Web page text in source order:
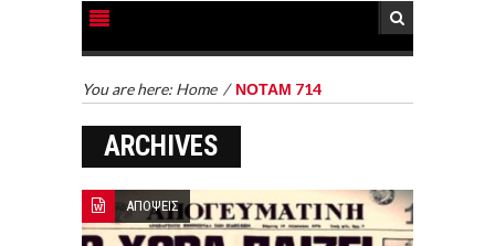
You are here: Home / ΝΟΤΑΜ 714
ARCHIVES
ΑΠΟΨΕΙΣ